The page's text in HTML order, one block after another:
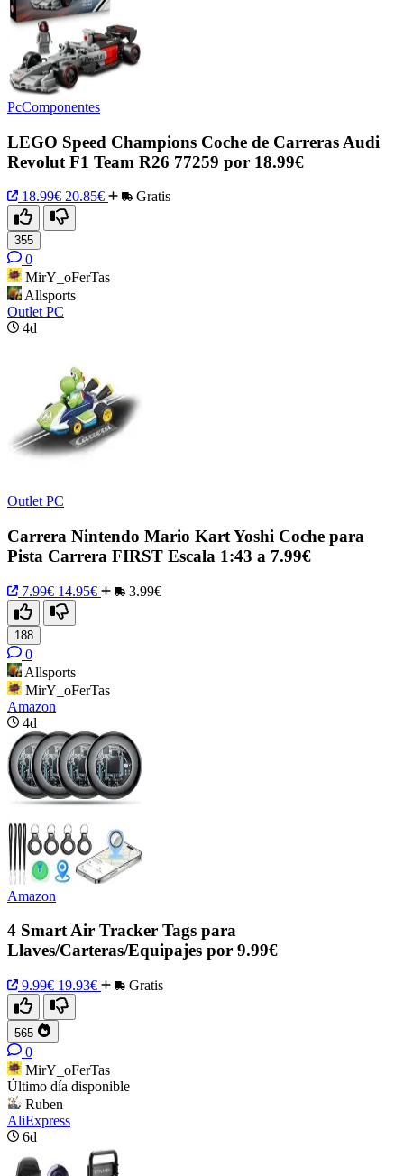
PcComponentes
LEGO Speed Champions Coche de Carreras Audi
Revolut F1 Team R26 77259 por 18.99€
18.99€ 20.85€ Gratis
355
0
MirY_oFerTas
Allsports
Outlet PC
4d
Outlet PC
Carrera Nintendo Mario Kart Yoshi Coche para
Pista Carrera FIRST Escala 1:43 a 7.99€
7.99€ 14.95€ 3.99€
188
0
Allsports
MirY_oFerTas
Amazon
4d
Amazon
4 Smart Air Tracker Tags para
Llaves/Carteras/Equipajes por 9.99€
9.99€ 19.93€ Gratis
565
0
MirY_oFerTas
Último día disponible
Ruben
AliExpress
6d